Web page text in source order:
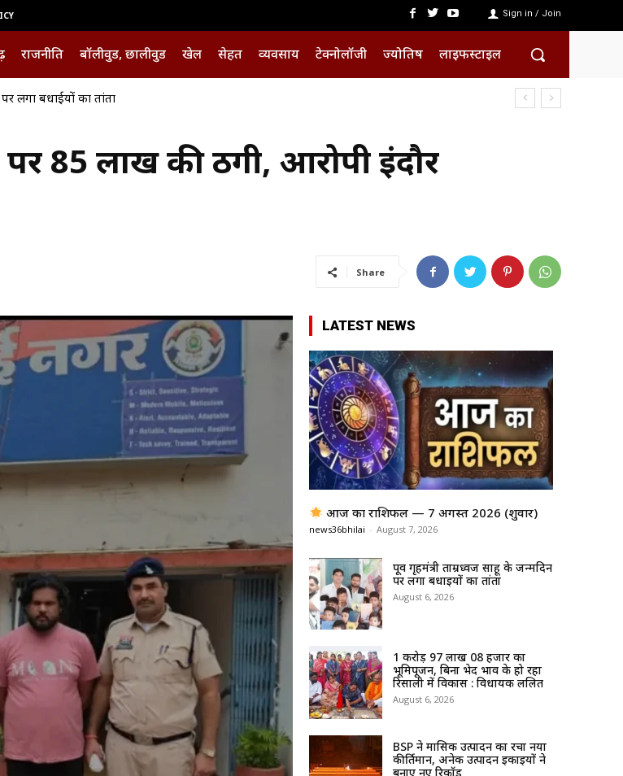
Sign in / Join
राजनीति बॉलीवुड, छालीवुड खेल सेहत व्यवसाय टेक्नोलॉजी ज्योतिष लाइफस्टाइल
लगा बधाईयों का तांता
85 लाख की ठगी, आरोपी इंदौर
Share
LATEST NEWS
आज का राशिफल — 7 अगस्त 2026 (शुक्रवार)
news36bhilai - August 7, 2026
पूर्व गृहमंत्री ताम्रध्वज साहू के जन्मदिन
पर लगा बधाईयों का तांता
August 6, 2026
1 करोड़ 97 लाख 08 हजार का
भूमिपूजन, बिना भेद भाव के हो रहा
रिसाली में विकास : विधायक ललित
August 6, 2026
BSP ने मासिक उत्पादन का रचा नया
कीर्तिमान, अनेक उत्पादन इकाइयों ने
बनाए नए रिकॉर्ड